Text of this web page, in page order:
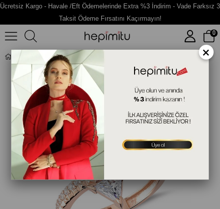
Ücretsiz Kargo - Havale /Eft Ödemelerinde Extra %3 İndirim - Vade Farksız 3
Taksit Ödeme Fırsatını Kaçırmayın!
0
Tasarım Gümüş Fantazi Yüzük ×